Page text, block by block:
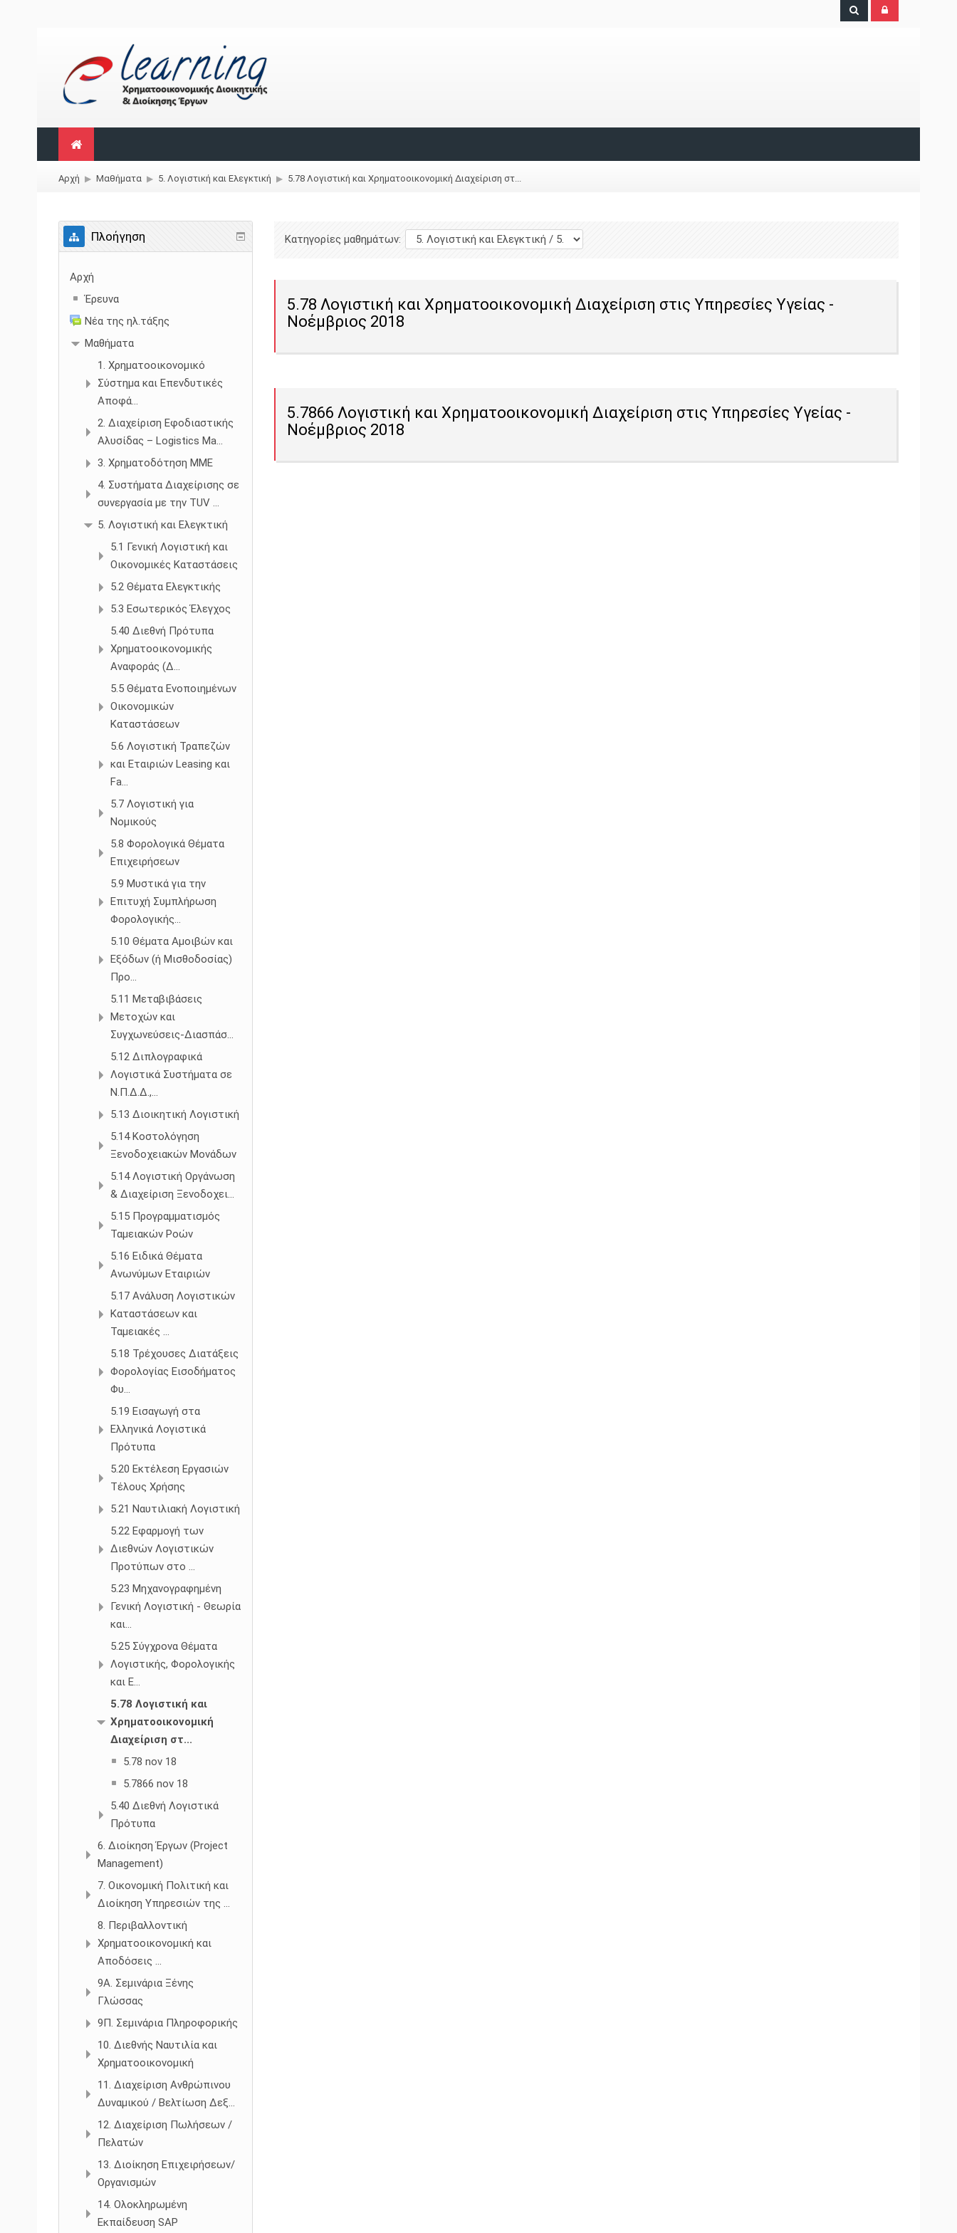
Αρχή ▶︎ Μαθήματα ▶︎ 5. Λογιστική και Ελεγκτική ▶︎ 5.78 Λογιστική και Χρηματοοικονομική Διαχείριση στ...
Κατηγορίες μαθημάτων:
5.78 Λογιστική και Χρηματοοικονομική Διαχείριση στις Υπηρεσίες Υγείας -
Νοέμβριος 2018
5.7866 Λογιστική και Χρηματοοικονομική Διαχείριση στις Υπηρεσίες Υγείας -
Νοέμβριος 2018
Πλοήγηση
Αρχή
Έρευνα
Νέα της ηλ.τάξης
Μαθήματα
1. Χρηματοοικονομικό
Σύστημα και Επενδυτικές
Αποφά...
2. Διαχείριση Εφοδιαστικής
Αλυσίδας – Logistics Ma...
3. Χρηματοδότηση ΜΜΕ
4. Συστήματα Διαχείρισης σε
συνεργασία με την TUV ...
5. Λογιστική και Ελεγκτική
5.1 Γενική Λογιστική και
Οικονομικές Καταστάσεις
5.2 Θέματα Ελεγκτικής
5.3 Εσωτερικός Έλεγχος
5.40 Διεθνή Πρότυπα
Χρηματοοικονομικής
Αναφοράς (Δ...
5.5 Θέματα Ενοποιημένων
Οικονομικών
Καταστάσεων
5.6 Λογιστική Τραπεζών
και Εταιριών Leasing και
Fa...
5.7 Λογιστική για
Νομικούς
5.8 Φορολογικά Θέματα
Επιχειρήσεων
5.9 Μυστικά για την
Επιτυχή Συμπλήρωση
Φορολογικής...
5.10 Θέματα Αμοιβών και
Εξόδων (ή Μισθοδοσίας)
Προ...
5.11 Μεταβιβάσεις
Μετοχών και
Συγχωνεύσεις-Διασπάσ...
5.12 Διπλογραφικά
Λογιστικά Συστήματα σε
Ν.Π.Δ.Δ.,...
5.13 Διοικητική Λογιστική
5.14 Κοστολόγηση
Ξενοδοχειακών Μονάδων
5.14 Λογιστική Οργάνωση
& Διαχείριση Ξενοδοχει...
5.15 Προγραμματισμός
Ταμειακών Ροών
5.16 Ειδικά Θέματα
Ανωνύμων Εταιριών
5.17 Ανάλυση Λογιστικών
Καταστάσεων και
Ταμειακές ...
5.18 Τρέχουσες Διατάξεις
Φορολογίας Εισοδήματος
Φυ...
5.19 Εισαγωγή στα
Ελληνικά Λογιστικά
Πρότυπα
5.20 Εκτέλεση Εργασιών
Τέλους Χρήσης
5.21 Ναυτιλιακή Λογιστική
5.22 Εφαρμογή των
Διεθνών Λογιστικών
Προτύπων στο ...
5.23 Μηχανογραφημένη
Γενική Λογιστική - Θεωρία
και...
5.25 Σύγχρονα Θέματα
Λογιστικής, Φορολογικής
και Ε...
5.78 Λογιστική και
Χρηματοοικονομική
Διαχείριση στ...
5.78 nov 18
5.7866 nov 18
5.40 Διεθνή Λογιστικά
Πρότυπα
6. Διοίκηση Έργων (Project
Management)
7. Οικονομική Πολιτική και
Διοίκηση Υπηρεσιών της ...
8. Περιβαλλοντική
Χρηματοοικονομική και
Αποδόσεις ...
9Α. Σεμινάρια Ξένης
Γλώσσας
9Π. Σεμινάρια Πληροφορικής
10. Διεθνής Ναυτιλία και
Χρηματοοικονομική
11. Διαχείριση Ανθρώπινου
Δυναμικού / Βελτίωση Δεξ...
12. Διαχείριση Πωλήσεων /
Πελατών
13. Διοίκηση Επιχειρήσεων/
Οργανισμών
14. Ολοκληρωμένη
Εκπαίδευση SAP